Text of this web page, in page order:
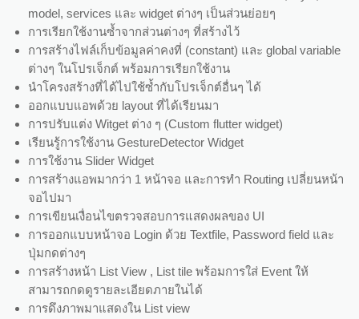
model, services และ widget ต่างๆ เป็นส่วนย่อยๆ
การเรียกใช้งานซ้ำจากส่วนต่างๆ ที่สร้างไว้
การสร้างไฟล์เก็บข้อมูลค่าคงที่ (constant) และ global variable
ต่างๆ ในโปรเจ็กต์ พร้อมการเรียกใช้งาน
นำโครงสร้างที่ได้ไปใช้ซ้ำกับโปรเจ็กต์อื่นๆ ได้
ออกแบบแอพด้วย layout ที่ได้เรียนมา
การปรับแต่ง Witget ต่าง ๆ (Custom flutter widget)
เรียนรู้การใช้งาน GestureDetector Widget
การใช้งาน Slider Widget
การสร้างแอพมากว่า 1 หน้าจอ และการทำ Routing เปลี่ยนหน้า
จอไปมา
การเขียนเงื่อนไขตรวจสอบการแสดงผลของ UI
การออกแบบหน้าจอ Login ด้วย Textfile, Password field และ
ปุ่มกดต่างๆ
การสร้างหน้า List View , List tile พร้อมการใส่ Event ให้
สามารถกดดูรายละเอียดภายในได้
การดึงภาพมาแสดงใน List view